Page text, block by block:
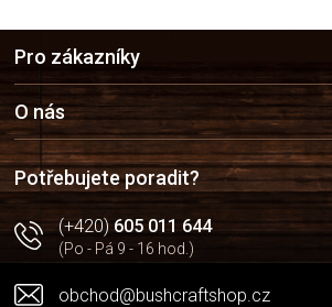
a
t
í
Pro zákazníky
O nás
Potřebujete poradit?
(+420)605 011 644
(Po - Pá 9 - 16 hod.)
obchod@bushcraftshop.cz